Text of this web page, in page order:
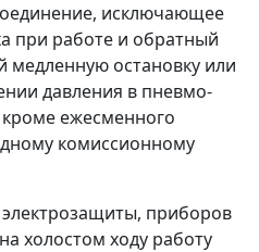
исключающее
при работе и обратный
остановку или
давления в пневмо-
ежесменного
комиссионному
приборов
холостом ходу работу